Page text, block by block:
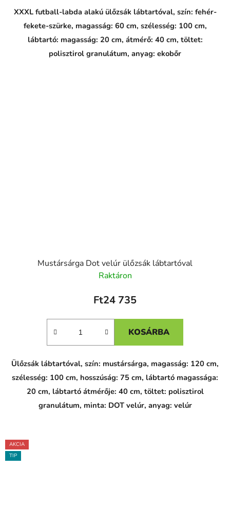
XXXL futball-labda alakú ülőzsák lábtartóval, szín: fehér-
fekete-szürke, magasság: 60 cm, szélesség: 100 cm,
lábtartó: magasság: 20 cm, átmérő: 40 cm, töltet:
polisztirol granulátum, anyag: ekobőr
Mustársárga Dot velúr ülőzsák lábtartóval
Raktáron
Ft24 735
KOSÁRBA
Ülőzsák lábtartóval, szín: mustársárga, magasság: 120 cm,
szélesség: 100 cm, hosszúság: 75 cm, lábtartó magassága:
20 cm, lábtartó átmérője: 40 cm, töltet: polisztirol
granulátum, minta: DOT velúr, anyag: velúr
AKCIA
TIP